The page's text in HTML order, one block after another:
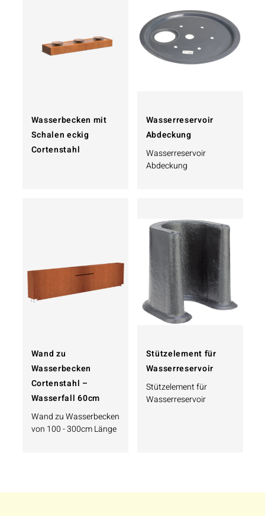
Wasserbecken mit
Schalen eckig
Cortenstahl
Wasserreservoir
Abdeckung
Wasserreservoir
Abdeckung
Wand zu
Wasserbecken
Cortenstahl –
Wasserfall 60cm
Wand zu Wasserbecken
von 100 - 300cm Länge
Stützelement für
Wasserreservoir
Stützelement für
Wasserreservoir